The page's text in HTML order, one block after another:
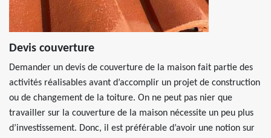
Devis couverture
Demander un devis de couverture de la maison fait partie des
activités réalisables avant d’accomplir un projet de construction
ou de changement de la toiture. On ne peut pas nier que
travailler sur la couverture de la maison nécessite un peu plus
d’investissement. Donc, il est préférable d’avoir une notion sur